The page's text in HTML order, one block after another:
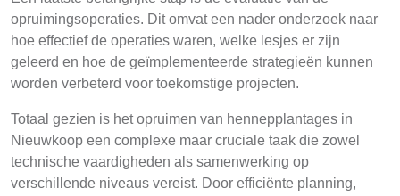
opruimingsoperaties. Dit omvat een nader onderzoek naar
hoe effectief de operaties waren, welke lesjes er zijn
geleerd en hoe de geïmplementeerde strategieën kunnen
worden verbeterd voor toekomstige projecten.
Totaal gezien is het opruimen van hennepplantages in
Nieuwkoop een complexe maar cruciale taak die zowel
technische vaardigheden als samenwerking op
verschillende niveaus vereist. Door efficiënte planning,